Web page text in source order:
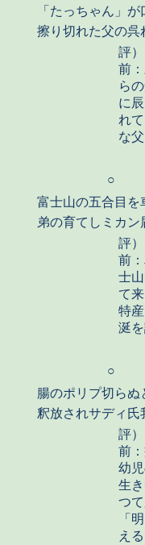
「たっちゃん」
擦り切れた父の呉
評）
前
ら
に
れ
な
○
富士山の五合目を
弟の育てしミカ
評）
前
士
て
特
涎
○
腸のポリプ切ら
釈放されサディ
評）
前
幼
生
つ
「
え